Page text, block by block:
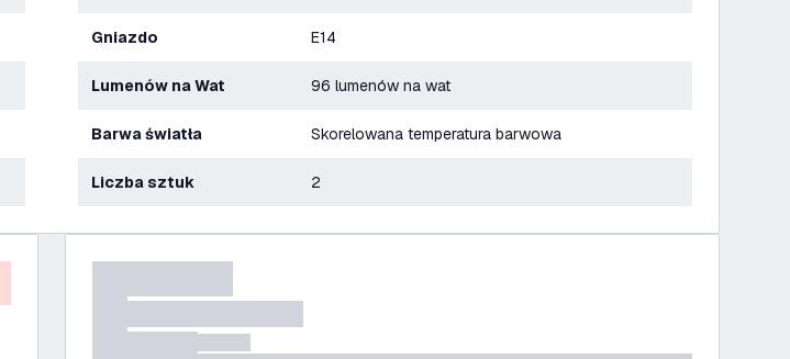
Gniazdo E14
Lumenów na Wat 96 lumenów na wat
Barwa światła Skorelowana temperatura barwowa
Liczba sztuk 2